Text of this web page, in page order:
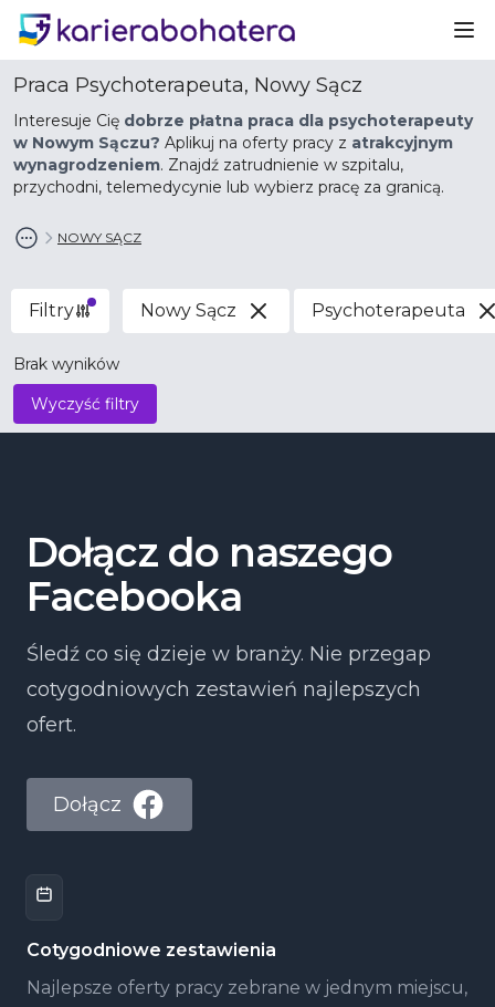
Praca Psychoterapeuta, Nowy Sącz
Interesuje Cię dobrze płatna praca dla psychoterapeuty
w Nowym Sączu? Aplikuj na oferty pracy z atrakcyjnym
wynagrodzeniem. Znajdź zatrudnienie w szpitalu,
przychodni, telemedycynie lub wybierz pracę za granicą.
NOWY SĄCZ
Filtry Nowy Sącz Psychoterapeuta
Brak wyników
Wyczyść filtry
Dołącz do naszego
Facebooka
Śledź co się dzieje w branży. Nie przegap
cotygodniowych zestawień najlepszych
ofert.
Dołącz
Cotygodniowe zestawienia
Najlepsze oferty pracy zebrane w jednym miejscu,